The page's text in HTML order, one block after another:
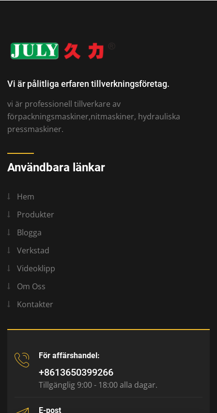
Vi är pålitliga erfaren tillverkningsföretag.
vi är professionell tillverkare av
förpackningsmaskiner,nitmaskiner, hydrauliska
pressmaskiner.
Användbara länkar
Hem
Produkter
Blogga
Verkstad
Videoklipp
Om Oss
Kontakter
För affärshandel:
+8613650399266
Tillgänglig 9:00 - 18:00 alla dagar.
E-post